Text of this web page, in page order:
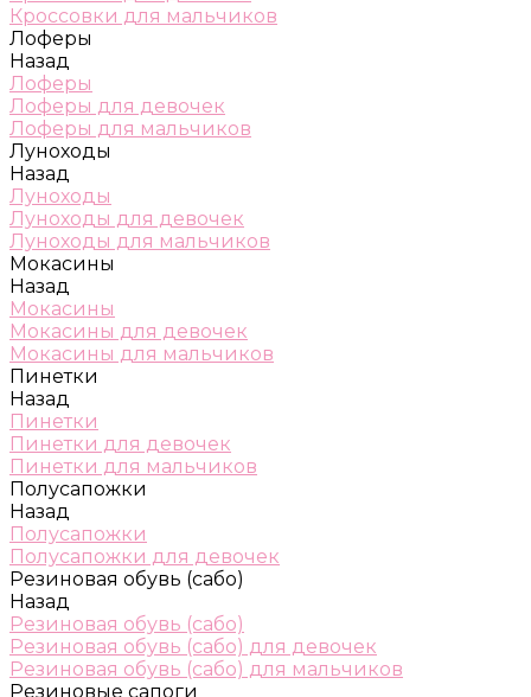
Кроссовки для мальчиков
Лоферы
Назад
Лоферы
Лоферы для девочек
Лоферы для мальчиков
Луноходы
Назад
Луноходы
Луноходы для девочек
Луноходы для мальчиков
Мокасины
Назад
Мокасины
Мокасины для девочек
Мокасины для мальчиков
Пинетки
Назад
Пинетки
Пинетки для девочек
Пинетки для мальчиков
Полусапожки
Назад
Полусапожки
Полусапожки для девочек
Резиновая обувь (сабо)
Назад
Резиновая обувь (сабо)
Резиновая обувь (сабо) для девочек
Резиновая обувь (сабо) для мальчиков
Резиновые сапоги